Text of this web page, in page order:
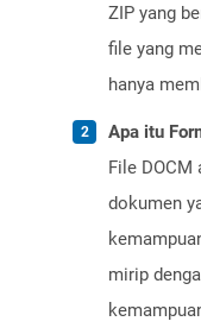
ZIP yang
file yang
hanya
Apa itu
File
dokumen
mirip